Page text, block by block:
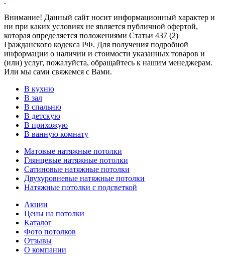
Внимание! Данный сайт носит информационный характер и
ни при каких условиях не является публичной офертой,
которая определяется положениями Статьи 437 (2)
Гражданского кодекса РФ. Для получения подробной
информации о наличии и стоимости указанных товаров и
(или) услуг, пожалуйста, обращайтесь к нашим менеджерам.
Или мы сами свяжемся с Вами.
В кухню
В зал
В спальню
В детскую
В прихожую
В ванную комнату
Матовые натяжные потолки
Глянцевые натяжные потолки
Сатиновые натяжные потолки
Двухуровневые натяжные потолки
Натяжные потолки с подсветкой
Акции
Цены на потолки
Каталог
Фото потолков
Отзывы
О компании